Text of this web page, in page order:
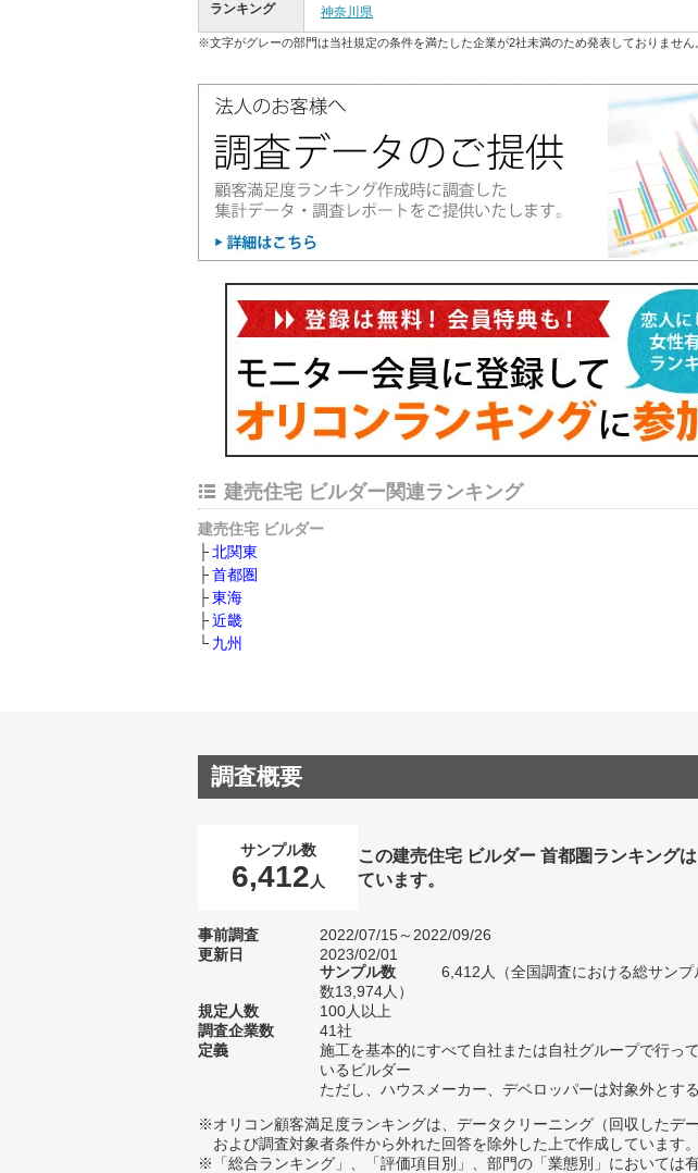
ランキング
神奈川県
※文字がグレーの部門は当社規定の条件を満たした企業が2社未満のため発表しておりません
建売住宅 ビルダー関連ランキング
建売住宅 ビルダー
北関東
首都圏
東海
近畿
九州
調査概要
サンプル数
6,412 人
この建売住宅 ビルダー 首都圏ランキング
ています。
事前調査
2022/07/15～2022/09/26
更新日
2023/02/01
サンプル数
6,412人（全国調査における総サンプ
数13,974人）
規定人数
100人以上
調査企業数
41社
定義
施工を基本的にすべて自社または自社グループで行って
いるビルダー
ただし、ハウスメーカー、デベロッパーは対象外とする
※オリコン顧客満足度ランキングは、データクリーニング（回収したデ
および調査対象者条件から外れた回答を除外した上で作成しています。
※「総合ランキング」、「評価項目別」、部門の「業態別」においては